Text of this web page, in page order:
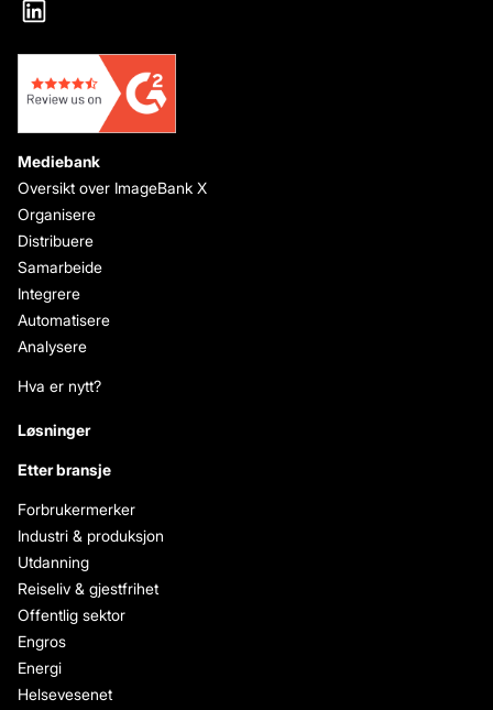
Mediebank
Oversikt over ImageBank X
Organisere
Distribuere
Samarbeide
Integrere
Automatisere
Analysere
Hva er nytt?
Løsninger
Etter bransje
Forbrukermerker
Industri & produksjon
Utdanning
Reiseliv & gjestfrihet
Offentlig sektor
Engros
Energi
Helsevesenet